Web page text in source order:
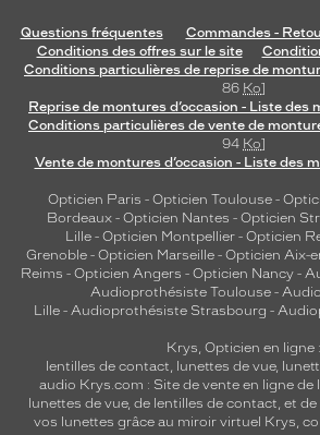
Questions fréquentes
Commandes -
Conditions des offres sur le site
Conditions particulières de reprise de
86 Ko]
Reprise de montures d’occasion - Liste
Conditions particulières de vente de
94 Ko]
Vente de montures d’occasion - Liste des
Opticien Paris - Opticien Toulouse-
Bordeaux- Opticien Nantes - Opticien
Lille - Opticien Montpellier - Opticien
Grenoble - Opticien Marseille - Opticien Aix-
Reims - Opticien Angers - Opticien Nancy -
Audioprothésiste Toulouse-
Lille- Audioprothésiste Strasbourg -
Krys, Opticien en ligne :
lentilles de contact, lunettes de vue,
audio Krys.com : Site de vente en ligne de
lunettes de vue, de lentilles de contact, et
vos lunettes grâce au miroir virtuel Krys,